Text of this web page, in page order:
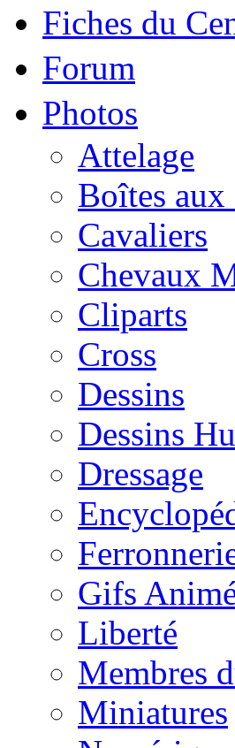
Fiches du
Forum
Photos
Attelage
Boîtes aux
Cavaliers
Chevaux
Cliparts
Cross
Dessins
Dessins
Dressage
Gifs
Liberté
Membres
Miniatures